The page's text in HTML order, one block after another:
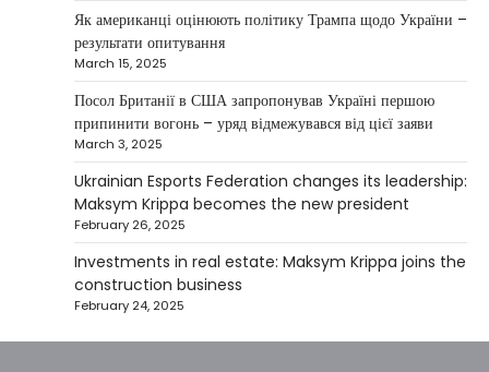
Maksym Krippa acquired the Parus
business center, the Ukraina…
NEWS
США заявили про готовність
керувати українськими АЕС
Міністр енергетики США Кріс Райт заявив, що
Сполучені Штати “без проблем” візьмуть на себе
управління…
Як американці оцінюють політику Трампа щодо України –
результати опитування
March 15, 2025
Посол Британії в США запропонував Україні першою
припинити вогонь – уряд відмежувався від цієї заяви
March 3, 2025
Ukrainian Esports Federation changes its leadership:
Maksym Krippa becomes the new president
February 26, 2025
Investments in real estate: Maksym Krippa joins the
construction business
February 24, 2025